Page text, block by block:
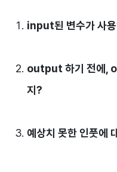
input된 변수가 사
output 하기 전에,
지?
예상치 못한 인풋에